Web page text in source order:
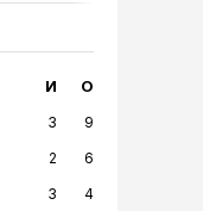
И О
3
9
2
6
3
4